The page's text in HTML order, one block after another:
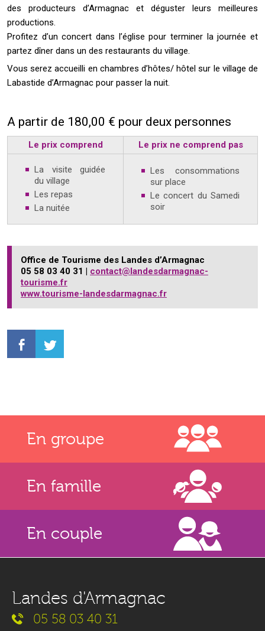
des producteurs d’Armagnac et déguster leurs meilleures
productions.
Profitez d’un concert dans l’église pour terminer la journée et
partez dîner dans un des restaurants du village.
Vous serez accueilli en chambres d’hôtes/ hôtel sur le village de
Labastide d’Armagnac pour passer la nuit.
A partir de 180,00 € pour deux personnes
Le prix comprend Le prix ne comprend pas
La visite guidée
du village
Les repas
La nuitée
Les consommations
sur place
Le concert du Samedi
soir
Office de Tourisme des Landes d’Armagnac
05 58 03 40 31 | contact@landesdarmagnac-
tourisme.fr
www.tourisme-landesdarmagnac.fr
En groupe
En famille
En couple
Landes d'Armagnac
05 58 03 40 31